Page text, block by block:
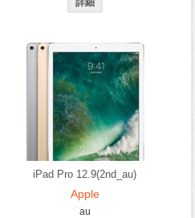
iPad Pro 12.9(2nd_au)
Apple
au